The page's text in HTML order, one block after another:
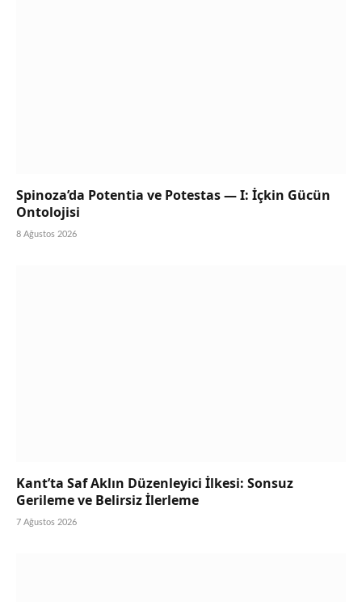
Spinoza’da Potentia ve Potestas — I: İçkin Gücün
Ontolojisi
8 Ağustos 2026
Kant’ta Saf Aklın Düzenleyici İlkesi: Sonsuz
Gerileme ve Belirsiz İlerleme
7 Ağustos 2026